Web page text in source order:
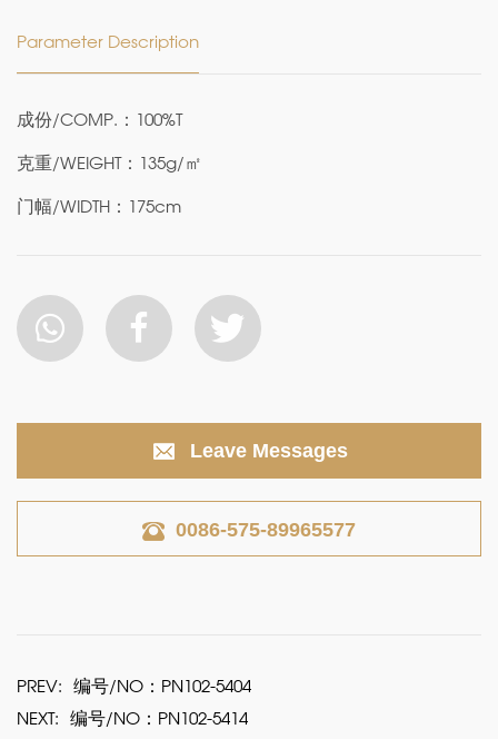
Parameter Description
成份/COMP.：100%T
克重/WEIGHT：135g/㎡
门幅/WIDTH：175cm
Leave Messages
0086-575-89965577
PREV: 编号/NO：PN102-5404
NEXT: 编号/NO：PN102-5414